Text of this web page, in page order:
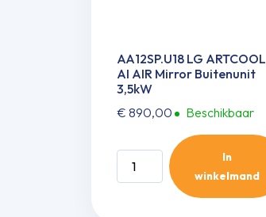
AA12SP.U18 LG ARTCOOL
AI AIR Mirror Buitenunit
3,5kW
€ 890,00 Beschikbaar
AA12SP.U18
LG
In
winkelmand